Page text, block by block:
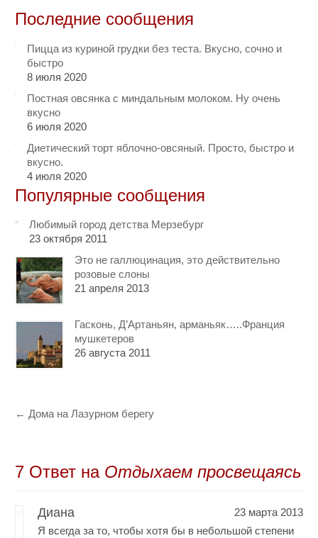
Последние сообщения
Пицца из куриной грудки без теста. Вкусно, сочно и
быстро
8 июля 2020
Постная овсянка с миндальным молоком. Ну очень
вкусно
6 июля 2020
Диетический торт яблочно-овсяный. Просто, быстро и
вкусно.
4 июля 2020
Популярные сообщения
Любимый город детства Мерзебург
23 октября 2011
Это не галлюцинация, это действительно
розовые слоны
21 апреля 2013
Гасконь, Д’Артаньян, арманьяк…..Франция
мушкетеров
26 августа 2011
← Дома на Лазурном берегу
7 Oтвет на Отдыхаем просвещаясь
Диана
23 марта 2013
Я всегда за то, чтобы хотя бы в небольшой степени